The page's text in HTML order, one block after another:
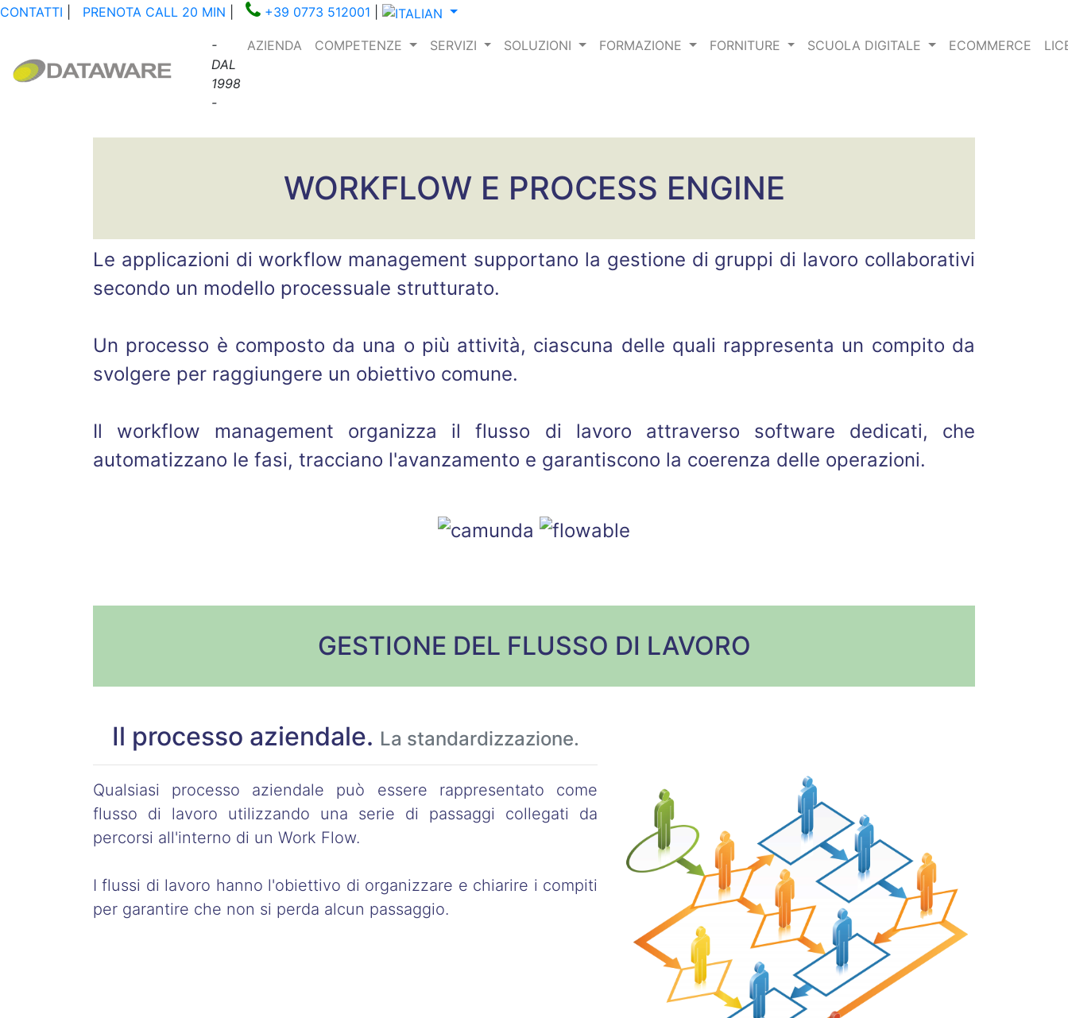
CONTATTI PRENOTA CALL 20 MIN +39 0773 512001
-
DAL
1998
-
AZIENDA COMPETENZE SERVIZI SOLUZIONI FORMAZIONE FORNITURE SCUOLA DIGITALE ECOMMERCE
WORKFLOW E PROCESS ENGINE
Le applicazioni di workflow management supportano la gestione di gruppi di lavoro collaborativi
secondo un modello processuale strutturato.
Un processo è composto da una o più attività, ciascuna delle quali rappresenta un compito da
svolgere per raggiungere un obiettivo comune.
Il workflow management organizza il flusso di lavoro attraverso software dedicati, che
automatizzano le fasi, tracciano l'avanzamento e garantiscono la coerenza delle operazioni.
GESTIONE DEL FLUSSO DI LAVORO
Il processo aziendale. La standardizzazione.
Qualsiasi processo aziendale può essere rappresentato come
flusso di lavoro utilizzando una serie di passaggi collegati da
percorsi all'interno di un Work Flow.
I flussi di lavoro hanno l'obiettivo di organizzare e chiarire i compiti
per garantire che non si perda alcun passaggio.